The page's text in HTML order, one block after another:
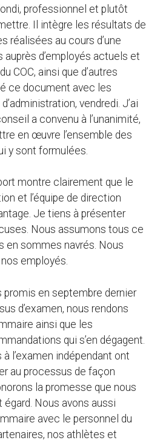
professionnel et plutôt
Il intègre les résultats de
réalisées au cours d’une
d’employés actuels et
COC, ainsi que d’autres
ce document avec les
vendredi. J’ai
a convenu à l’unanimité,
en œuvre l’ensemble des
y sont formulées.
montre clairement que le
et l’équipe de direction
Je tiens à présenter
Nous assumons tous ce
en sommes navrés. Nous
employés.
promis en septembre dernier
d’examen, nous rendons
ainsi que les
qui s’en dégagent.
l’examen indépendant ont
au processus de façon
la promesse que nous
égard. Nous avons aussi
avec le personnel du
nos athlètes et